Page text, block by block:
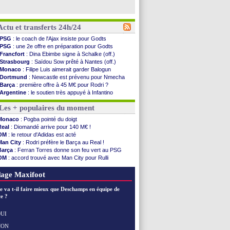
et transferts 24h/24
PSG : le coach de l'Ajax insiste pour Godts
PSG : une 2e offre en préparation pour Godts
Francfort : Dina Ebimbe signe à Schalke (off.)
Strasbourg : Saïdou Sow prêté à Nantes (off.)
Monaco : Filipe Luis aimerait garder Balogun
Dortmund : Newcastle est prévenu pour Nmecha
Barça : première offre à 45 M€ pour Rodri ?
Argentine : le soutien très appuyé à Infantino
Tottenham: Van de Ven va prolonger
Barça: l'agent de Rodri confirme !
: la CAF soutient Infantino
2030 : Rubiales charge Infantino et ...
: Embolo a des pistes alléchantes
d'Ivoire : Renard affiche ses ambitions
: Haise confirme pour Aït Boudlal
City: Trafford à Leeds pour 47 M€ (off...
Utd: Zirkzee vers la Juventus ?
: Der Zakarian et sa relation avec Kita
: le message touchant d'Akliouche
+ populaires du moment
: Pogba pointé du doigt
: Diomandé arrive pour 140 M€ !
: le retour d'Adidas est acté
City : Rodri préfère le Barça au Real !
: Ferran Torres donne son feu vert au PSG
: accord trouvé avec Man City pour Rulli
: l'étonnante rumeur Gusto
Maxifoot
va t-il faire mieux que Deschamps en équipe de
?